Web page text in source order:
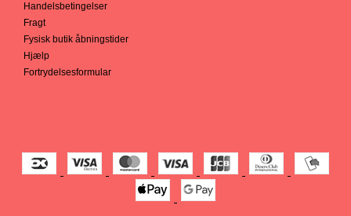
Handelsbetingelser
Fragt
Fysisk butik åbningstider
Hjælp
Fortrydelsesformular